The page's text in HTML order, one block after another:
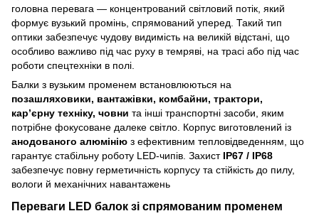
головна перевага — концентрований світловий потік, який
формує вузький промінь, спрямований уперед. Такий тип
оптики забезпечує чудову видимість на великій відстані, що
особливо важливо під час руху в темряві, на трасі або під час
роботи спецтехніки в полі.
Балки з вузьким променем встановлюються на
позашляховики, вантажівки, комбайни, трактори,
кар’єрну техніку, човни та інші транспортні засоби, яким
потрібне фокусоване далеке світло. Корпус виготовлений із
анодованого алюмінію з ефективним тепловідведенням, що
гарантує стабільну роботу LED-чипів. Захист IP67 / IP68
забезпечує повну герметичність корпусу та стійкість до пилу,
вологи й механічних навантажень
Переваги LED балок зі спрямованим променем